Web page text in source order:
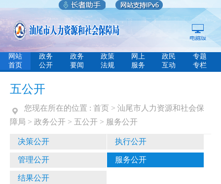
网站
首页
政务
公开
政务
要闻
政策
法规
网上
服务
政民
互动
专题
专栏
五公开
您现在所在的位置 : 首页 > 汕尾市人力资源和社会保
障局 > 政务公开 > 五公开 > 服务公开
决策公开 执行公开
管理公开 服务公开
结果公开